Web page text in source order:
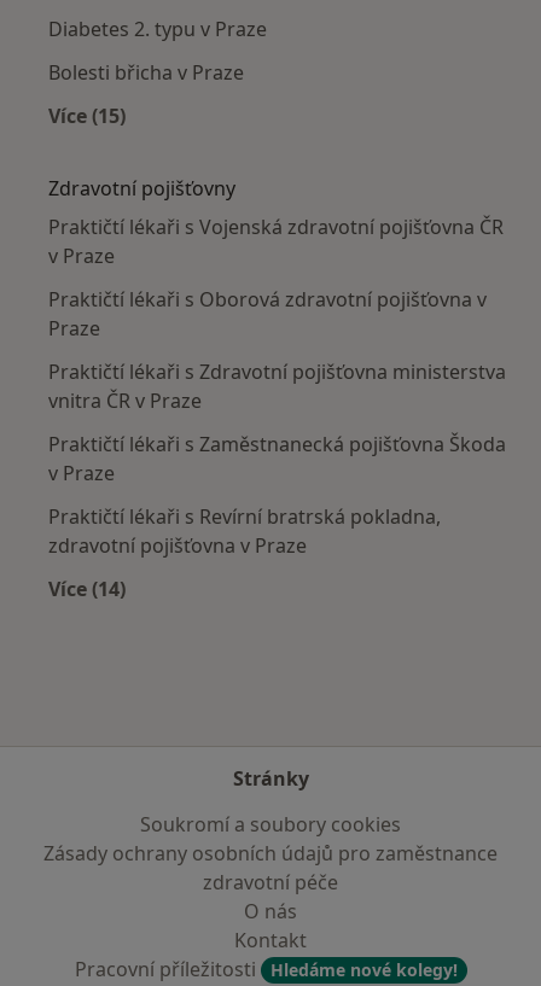
Diabetes 2. typu v Praze
Bolesti břicha v Praze
Více (15)
Zdravotní pojišťovny
Praktičtí lékaři s Vojenská zdravotní pojišťovna ČR
v Praze
Praktičtí lékaři s Oborová zdravotní pojišťovna v
Praze
Praktičtí lékaři s Zdravotní pojišťovna ministerstva
vnitra ČR v Praze
Praktičtí lékaři s Zaměstnanecká pojišťovna Škoda
v Praze
Praktičtí lékaři s Revírní bratrská pokladna,
zdravotní pojišťovna v Praze
Více (14)
Stránky
Soukromí a soubory cookies
Zásady ochrany osobních údajů pro zaměstnance
zdravotní péče
O nás
Kontakt
Pracovní příležitosti
Hledáme nové kolegy!